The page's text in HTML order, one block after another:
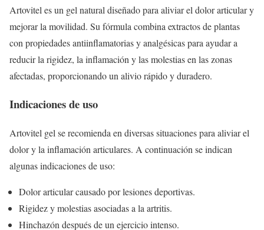
Artovitel es un gel natural diseñado para aliviar el dolor articular y
mejorar la movilidad. Su fórmula combina extractos de plantas
con propiedades antiinflamatorias y analgésicas para ayudar a
reducir la rigidez, la inflamación y las molestias en las zonas
afectadas, proporcionando un alivio rápido y duradero.
Indicaciones de uso
Artovitel gel se recomienda en diversas situaciones para aliviar el
dolor y la inflamación articulares. A continuación se indican
algunas indicaciones de uso:
Dolor articular causado por lesiones deportivas.
Rigidez y molestias asociadas a la artritis.
Hinchazón después de un ejercicio intenso.